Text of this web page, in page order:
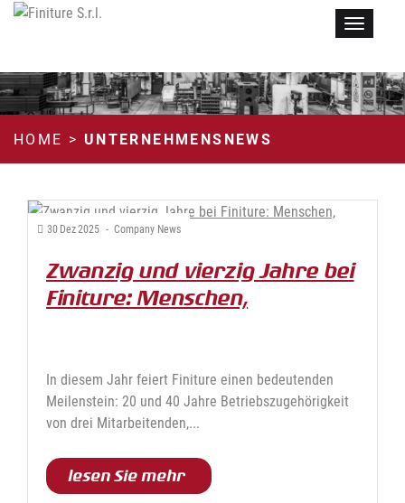
Menu
HOME > UNTERNEHMENSNEWS
30Dez2025 - Company News
Zwanzig und vierzig Jahre bei
Finiture: Menschen,
In diesem Jahr feiert Finiture einen bedeutenden
Meilenstein: 20 und 40 Jahre Betriebszugehörigkeit
von drei Mitarbeitenden,...
lesen Sie mehr